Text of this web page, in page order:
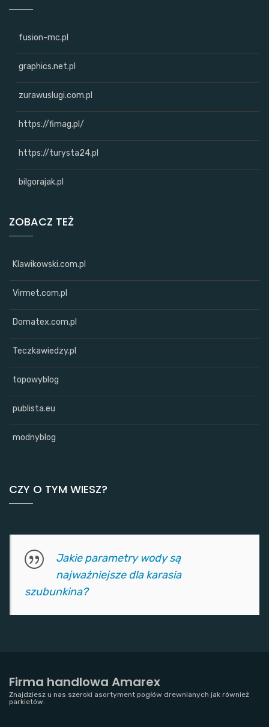
fusion-mc.pl
graphics.net.pl
zurawuslugi.com.pl
https://fimag.pl/
https://turysta24.pl
bilgorajak.pl
ZOBACZ TEŻ
Klawikowski.com.pl
Virmet.com.pl
Domatex.com.pl
Teczkawiedzy.pl
topowyblog
publista.eu
modnyblog
CZY O TYM WIESZ?
Jakie parametry wody są
najważniejsze dla karasia
szubunkina?
Firma handlowa Amarex
Znajdziesz u nas szeroki asortyment pogłów drewnianych jak również
parkietów.